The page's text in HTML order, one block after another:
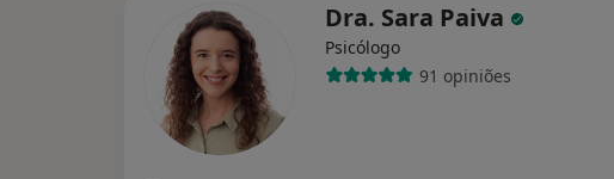
Dra. Sara Paiva
Psicólogo
91 opiniões